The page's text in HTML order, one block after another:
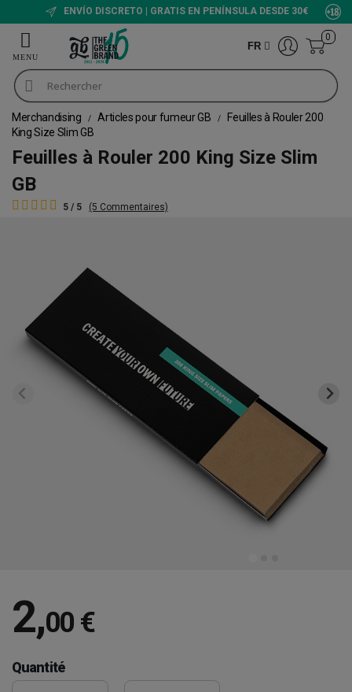
ENVÍO DISCRETO | GRATIS EN PENÍNSULA DESDE 30€
FR
0
Merchandising Articles pour fumeur GB
Feuilles à Rouler 200
King Size Slim GB
Feuilles à Rouler 200 King Size Slim
GB
5 / 5 (5 Commentaires)
2,00 €
Quantité